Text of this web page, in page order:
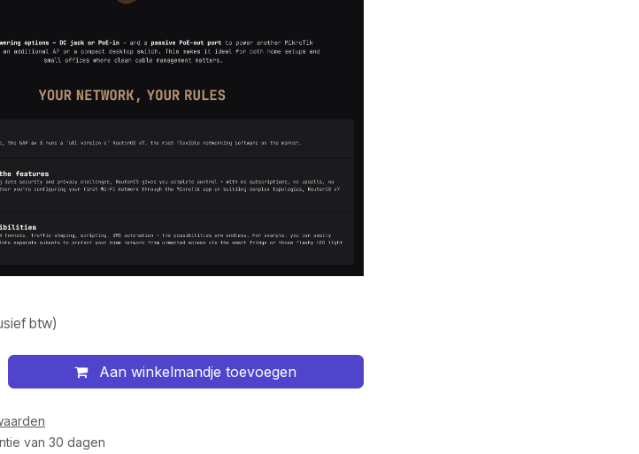
btw)
Aan winkelmandje toevoegen
van 30 dagen